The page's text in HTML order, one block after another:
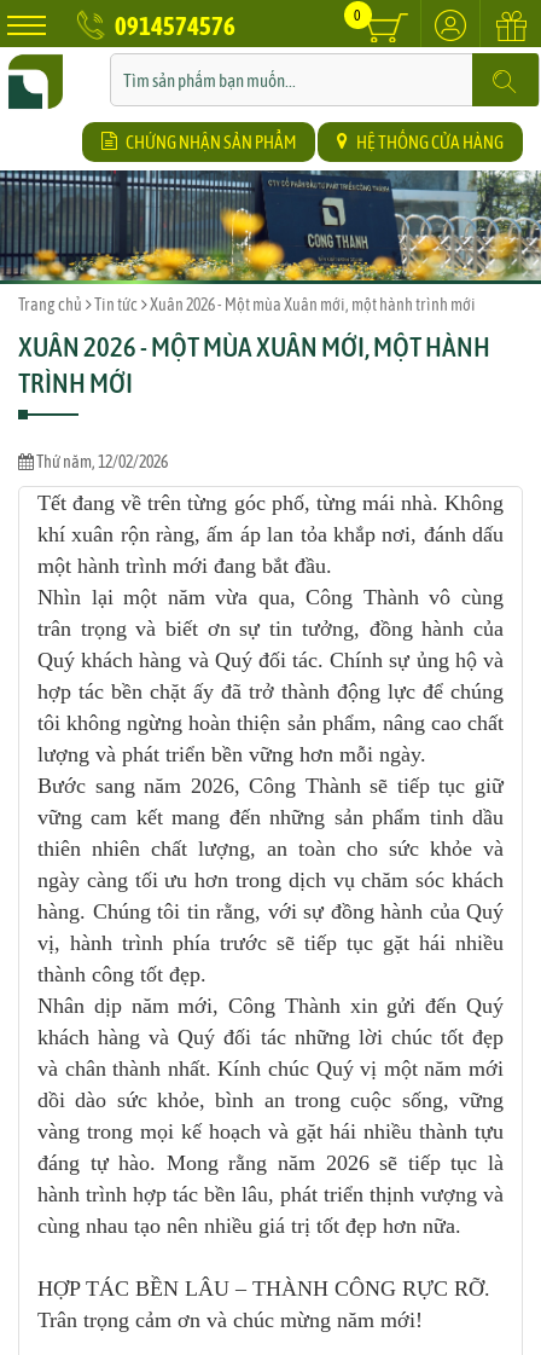
0914574576 0
CHỨNG NHẬN SẢN PHẨM HỆ THỐNG CỬA HÀNG
Trang chủ Tin tức Xuân 2026 - Một mùa Xuân mới, một hành trình mới
XUÂN 2026 - MỘT MÙA XUÂN MỚI, MỘT HÀNH
TRÌNH MỚI
Thứ năm, 12/02/2026
Tết đang về trên từng góc phố, từng mái nhà. Không
khí xuân rộn ràng, ấm áp lan tỏa khắp nơi, đánh dấu
một hành trình mới đang bắt đầu.
Nhìn lại một năm vừa qua, Công Thành vô cùng
trân trọng và biết ơn sự tin tưởng, đồng hành của
Quý khách hàng và Quý đối tác. Chính sự ủng hộ và
hợp tác bền chặt ấy đã trở thành động lực để chúng
tôi không ngừng hoàn thiện sản phẩm, nâng cao chất
lượng và phát triển bền vững hơn mỗi ngày.
Bước sang năm 2026, Công Thành sẽ tiếp tục giữ
vững cam kết mang đến những sản phẩm tinh dầu
thiên nhiên chất lượng, an toàn cho sức khỏe và
ngày càng tối ưu hơn trong dịch vụ chăm sóc khách
hàng. Chúng tôi tin rằng, với sự đồng hành của Quý
vị, hành trình phía trước sẽ tiếp tục gặt hái nhiều
thành công tốt đẹp.
Nhân dịp năm mới, Công Thành xin gửi đến Quý
khách hàng và Quý đối tác những lời chúc tốt đẹp
và chân thành nhất. Kính chúc Quý vị một năm mới
dồi dào sức khỏe, bình an trong cuộc sống, vững
vàng trong mọi kế hoạch và gặt hái nhiều thành tựu
đáng tự hào. Mong rằng năm 2026 sẽ tiếp tục là
hành trình hợp tác bền lâu, phát triển thịnh vượng và
cùng nhau tạo nên nhiều giá trị tốt đẹp hơn nữa.
HỢP TÁC BỀN LÂU – THÀNH CÔNG RỰC RỠ.
Trân trọng cảm ơn và chúc mừng năm mới!